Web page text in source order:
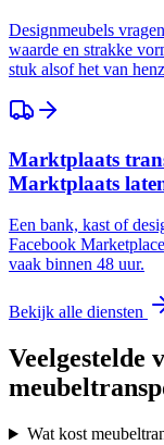
Designmeubels
waarde en strakke
stuk alsof het van
Marktplaats
Marktplaats
Een bank, kast of
Facebook
vaak binnen 48 uur.
Bekijk alle diensten
Veelgestelde
Wat kost